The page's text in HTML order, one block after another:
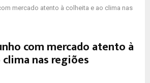
mercado atento à colheita e ao clima nas
com mercado atento à
nas regiões